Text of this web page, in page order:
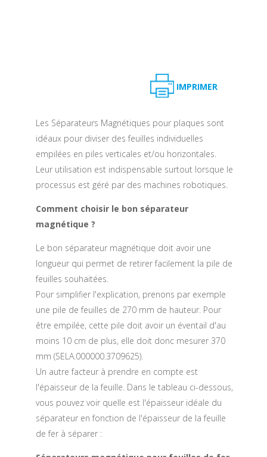
IMPRIMER
Les Séparateurs Magnétiques pour plaques sont
idéaux pour diviser des feuilles individuelles
empilées en piles verticales et/ou horizontales.
Leur utilisation est indispensable surtout lorsque le
processus est géré par des machines robotiques.
Comment choisir le bon séparateur
magnétique ?
Le bon séparateur magnétique doit avoir une
longueur qui permet de retirer facilement la pile de
feuilles souhaitées.
Pour simplifier l'explication, prenons par exemple
une pile de feuilles de 270 mm de hauteur. Pour
être empilée, cette pile doit avoir un éventail d'au
moins 10 cm de plus, elle doit donc mesurer 370
mm (SELA.000000.3709625).
Un autre facteur à prendre en compte est
l'épaisseur de la feuille. Dans le tableau ci-dessous,
vous pouvez voir quelle est l'épaisseur idéale du
séparateur en fonction de l'épaisseur de la feuille
de fer à séparer :